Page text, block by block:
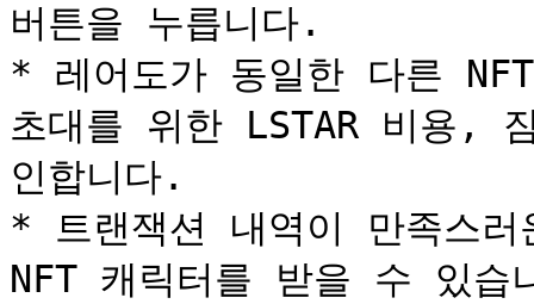
버튼을 누릅니다.
* 레어도가 동일한 다른
초대를 위한 LSTAR 비용,
인합니다.
* 트랜잭션 내역이 만족스
NFT 캐릭터를 받을 수 있습